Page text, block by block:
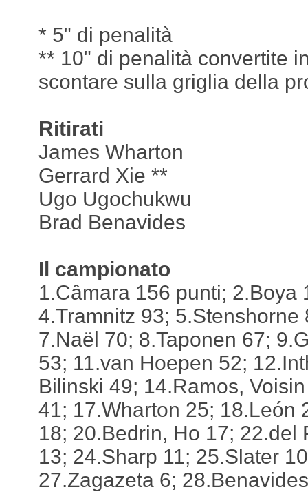
* 5" di penalità
** 10" di penalità convertite
scontare sulla griglia della
Ritirati
James Wharton
Gerrard Xie **
Ugo Ugochukwu
Brad Benavides
Il campionato
1.Câmara 156 punti; 2.Boya
4.Tramnitz 93; 5.Stenshorne
7.Naël 70; 8.Taponen 67;
53; 11.van Hoepen 52;
Bilinski 49; 14.Ramos,
41; 17.Wharton 25; 18.León
18; 20.Bedrin, Ho 17; 22.del
13; 24.Sharp 11; 25.Slater
27.Zagazeta 6;